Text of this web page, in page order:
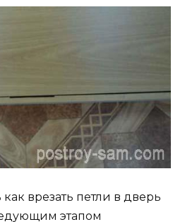
врезать петли в дверь
этапом